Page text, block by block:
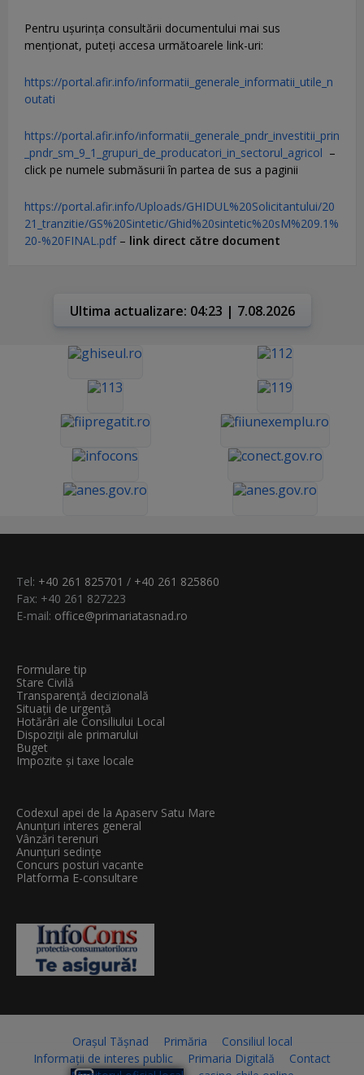
Pentru uşurinţa consultării documentului mai sus
menţionat, puteţi accesa următoarele link-uri:
https://portal.afir.info/informatii_generale_informatii_utile_n
outati
https://portal.afir.info/informatii_generale_pndr_investitii_prin
_pndr_sm_9_1_grupuri_de_producatori_in_sectorul_agricol –
click pe numele submăsurii în partea de sus a paginii
https://portal.afir.info/Uploads/GHIDUL%20Solicitantului/20
21_tranzitie/GS%20Sintetic/Ghid%20sintetic%20sM%209.1%
20-%20FINAL.pdf– link direct către document
Ultima actualizare: 04:23 | 7.08.2026
Tel: +40 261 825701 / +40 261 825860
Fax: +40 261 827223
E-mail: office@primariatasnad.ro
Formulare tip
Stare Civilă
Transparenţă decizională
Situații de urgență
Hotărâri ale Consiliului Local
Dispoziții ale primarului
Buget
Impozite și taxe locale
Codexul apei de la Apaserv Satu Mare
Anunțuri interes general
Vânzări terenuri
Anunțuri sedințe
Concurs posturi vacante
Platforma E-consultare
Orașul Tășnad Primăria
Consiliul local
Informații de interes public
Primaria Digitală
Contact